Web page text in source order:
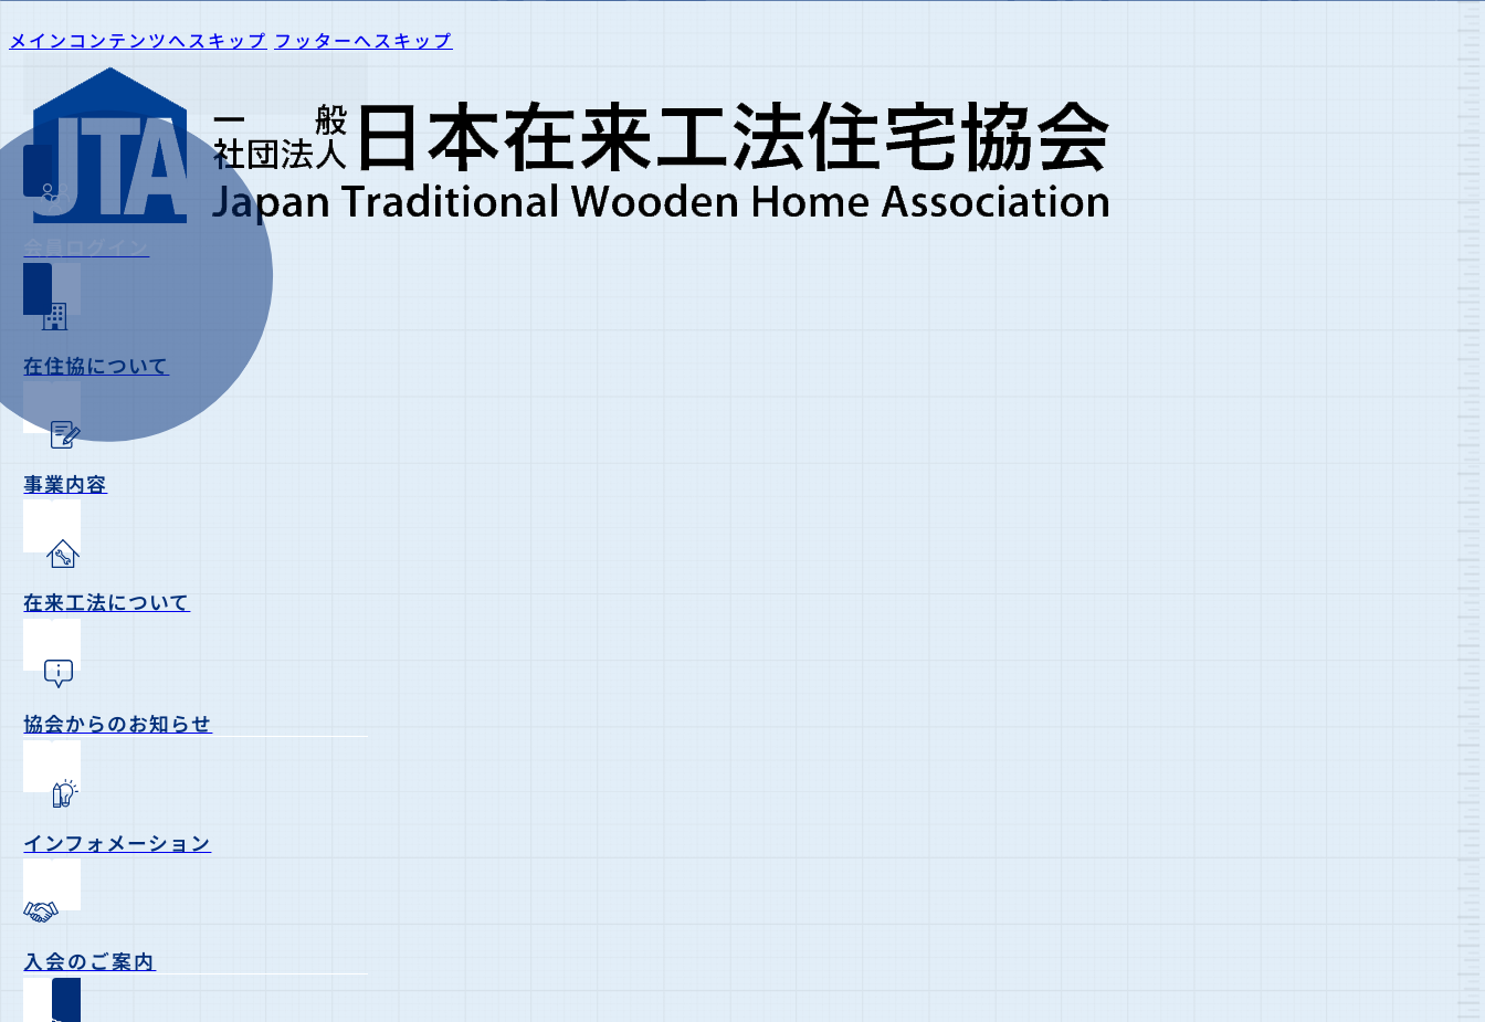
メインコンテンツへスキップ フッターへスキップ
在住協について
事業内容
在来工法について
協会からのお知らせ
インフォメーション
入会のご案内